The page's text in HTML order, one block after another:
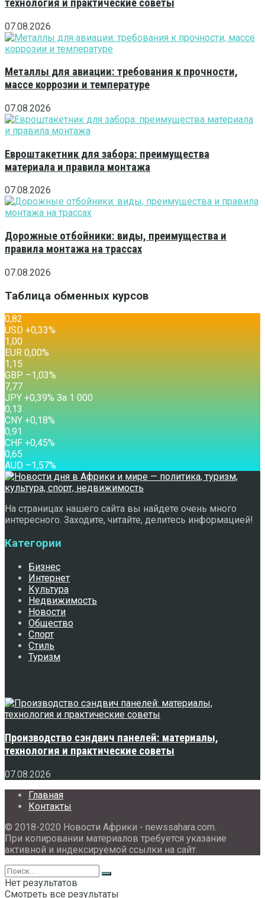
технология и практические советы
07.08.2026
Металлы для авиации: требования к прочности,
массе коррозии и температуре
07.08.2026
Евроштакетник для забора: преимущества
материала и правила монтажа
07.08.2026
Дорожные отбойники: виды, преимущества и
правила монтажа на трассах
07.08.2026
Таблица обменных курсов
0,82
USD +0,33%
1,00
EUR 0,00%
1,15
GBP –1,03%
7,77
JPY +0,39% За 1 000
0,13
CNY +0,18%
0,91
CHF +0,45%
0,65
AUD –1,57%
На страницах нашего сайта вы найдете очень много
интересного. Заходите, читайте, делитесь информацией!
Категории
Бизнес
Интернет
Культура
Недвижимость
Новости
Общество
Спорт
Стиль
Туризм
Производство сэндвич панелей: материалы,
технология и практические советы
07.08.2026
Главная
Контакты
© 2018-2020 Новости Африки - newssahara.com.
При копировании материалов требуется указание
активной и индексируемой ссылки на сайт.
Нет результатов
Смотреть все результаты